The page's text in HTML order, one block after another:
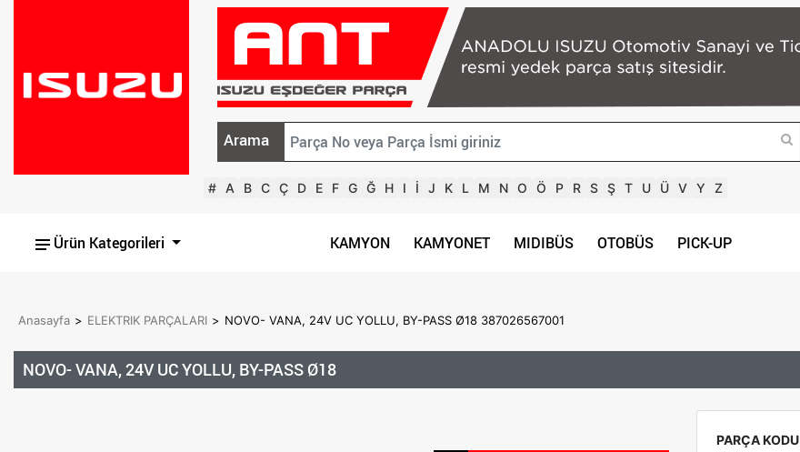
Arama
# A B C Ç D E F G Ğ H I İ J K L M N O Ö P R S Ş T U Ü V Y Z
Ürün Kategorileri KAMYON KAMYONET MIDIBÜS OTOBÜS PICK-UP
Anasayfa > ELEKTRIK PARÇALARI > NOVO- VANA, 24V UC YOLLU, BY-PASS Ø18 387026567001
NOVO- VANA, 24V UC YOLLU, BY-PASS Ø18
PARÇA KODU